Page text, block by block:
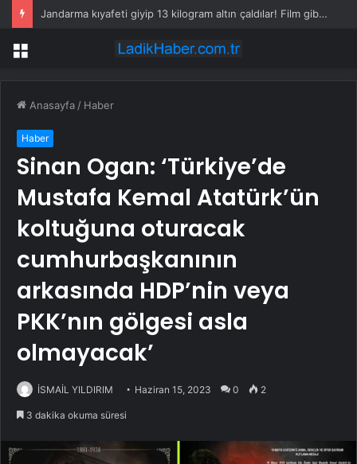
Jandarma kıyafeti giyip 13 kilogram altın çaldılar! Film gibi soygun cezaevinde bitti
Menü
Anasayfa / Haber
Haber
Sinan Ogan: ‘Türkiye’de
Mustafa Kemal Atatürk’ün
koltuğuna oturacak
cumhurbaşkanının
arkasında HDP’nin veya
PKK’nın gölgesi asla
olmayacak’
İSMAİL YILDIRIM Haziran 15, 2023 0 2
3 dakika okuma süresi